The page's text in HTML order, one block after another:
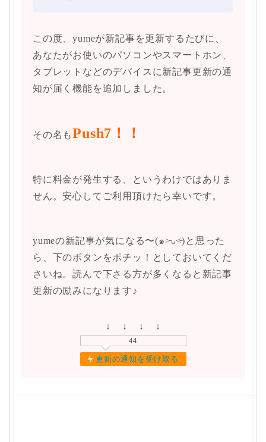
この度、yumeが新記事を更新するたびに、
あなたがお使いのパソコンやスマートホン、
タブレットなどのデバイスに新記事更新の通
知が届く機能を追加しました。
その名もPush7！！
特に料金が発生する、というわけではありま
せん。安心してご利用頂けたら幸いです。
yumeの新記事が気になる〜(๑˃̵ᴗ˂̵)と思った
ら、下のボタンをポチッ！としておいてくだ
さいね。読んで下さる方が多くなると新記事
更新の励みになります♪
↓ ↓ ↓ ↓
44
更新の通知を受け取る